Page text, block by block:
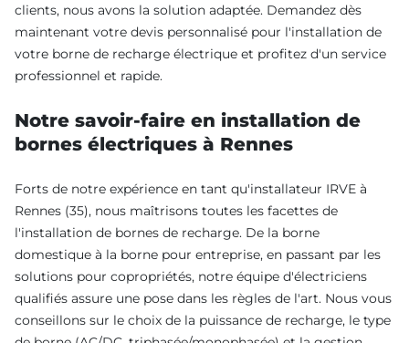
clients, nous avons la solution adaptée. Demandez dès
maintenant votre devis personnalisé pour l'installation de
votre borne de recharge électrique et profitez d'un service
professionnel et rapide.
Notre savoir-faire en installation de
bornes électriques à Rennes
Forts de notre expérience en tant qu'installateur IRVE à
Rennes (35), nous maîtrisons toutes les facettes de
l'installation de bornes de recharge. De la borne
domestique à la borne pour entreprise, en passant par les
solutions pour copropriétés, notre équipe d'électriciens
qualifiés assure une pose dans les règles de l'art. Nous vous
conseillons sur le choix de la puissance de recharge, le type